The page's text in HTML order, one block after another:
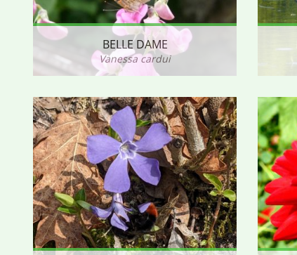
BELLE DAME
Vanessa cardui